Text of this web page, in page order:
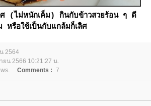
ศ (ไม่หนักเค็ม) กินกับข้าวสวยร้อน ๆ ดี
หรือใช้เป็นกับแกล้มก็เลิศ
2564
ยน 2566 10:21:27 น.
Comments : 7